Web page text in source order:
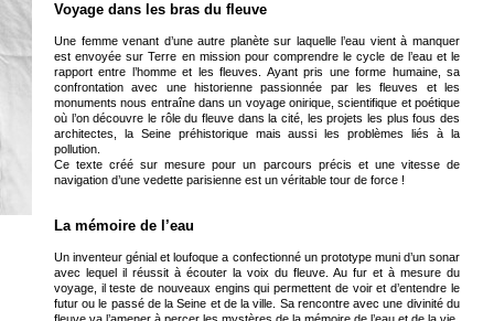
Voyage dans les bras du fleuve
Une femme venant d’une autre planète sur laquelle l’eau vient à manquer
est envoyée sur Terre en mission pour comprendre le cycle de l’eau et le
rapport entre l’homme et les fleuves. Ayant pris une forme humaine, sa
confrontation avec une historienne passionnée par les fleuves et les
monuments nous entraîne dans un voyage onirique, scientifique et poétique
où l’on découvre le rôle du fleuve dans la cité, les projets les plus fous des
architectes, la Seine préhistorique mais aussi les problèmes liés à la
pollution.
Ce texte créé sur mesure pour un parcours précis et une vitesse de
navigation d’une vedette parisienne est un véritable tour de force !
La mémoire de l’eau
Un inventeur génial et loufoque a confectionné un prototype muni d’un sonar
avec lequel il réussit à écouter la voix du fleuve. Au fur et à mesure du
voyage, il teste de nouveaux engins qui permettent de voir et d’entendre le
futur ou le passé de la Seine et de la ville. Sa rencontre avec une divinité du